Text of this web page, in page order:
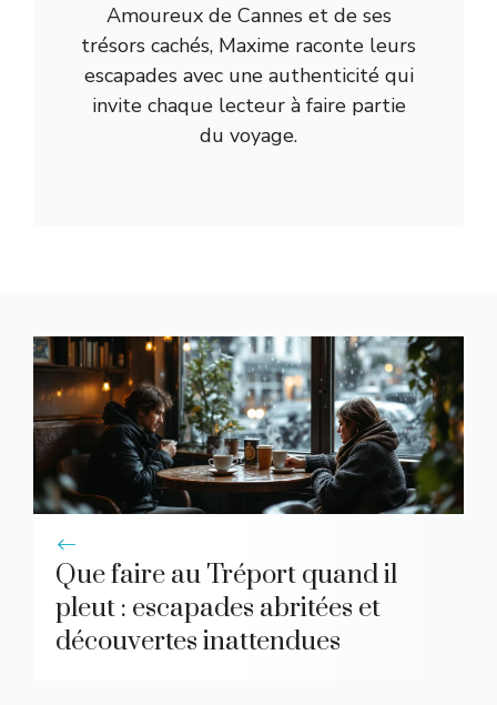
Amoureux de Cannes et de ses
trésors cachés, Maxime raconte leurs
escapades avec une authenticité qui
invite chaque lecteur à faire partie
du voyage.
Que faire au Tréport quand il
pleut : escapades abritées et
découvertes inattendues